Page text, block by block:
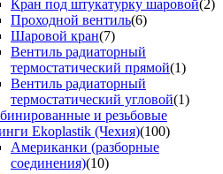
Кран под штукатурку шаровой(2)
Проходной вентиль(6)
Шаровой кран(7)
Вентиль радиаторный
термостатический прямой(1)
Вентиль радиаторный
термостатический угловой(1)
и резьбовые
Ekoplastik (Чехия)(100)
Американки (разборные
соединения)(10)